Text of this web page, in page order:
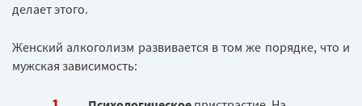
делает этого.
Женский алкоголизм развивается в том же порядке, что и
мужская зависимость: